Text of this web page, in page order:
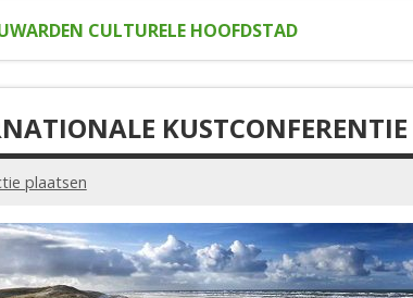
CULTURELE HOOFDSTAD
plaatsen